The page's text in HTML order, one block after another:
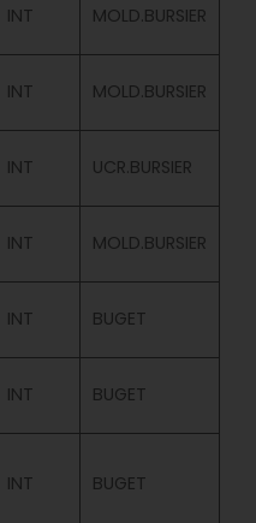
INT MOLD.BURSIER
INT MOLD.BURSIER
INT UCR.BURSIER
INT MOLD.BURSIER
INT BUGET
INT BUGET
INT BUGET